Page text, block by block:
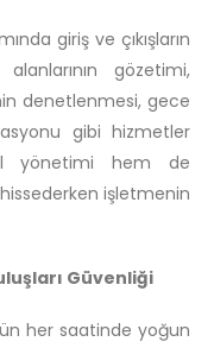
giriş ve çıkışların
gözetimi,
denetlenmesi, gece
gibi hizmetler
yönetimi hem de
işletmenin
Güvenliği
her saatinde yoğun